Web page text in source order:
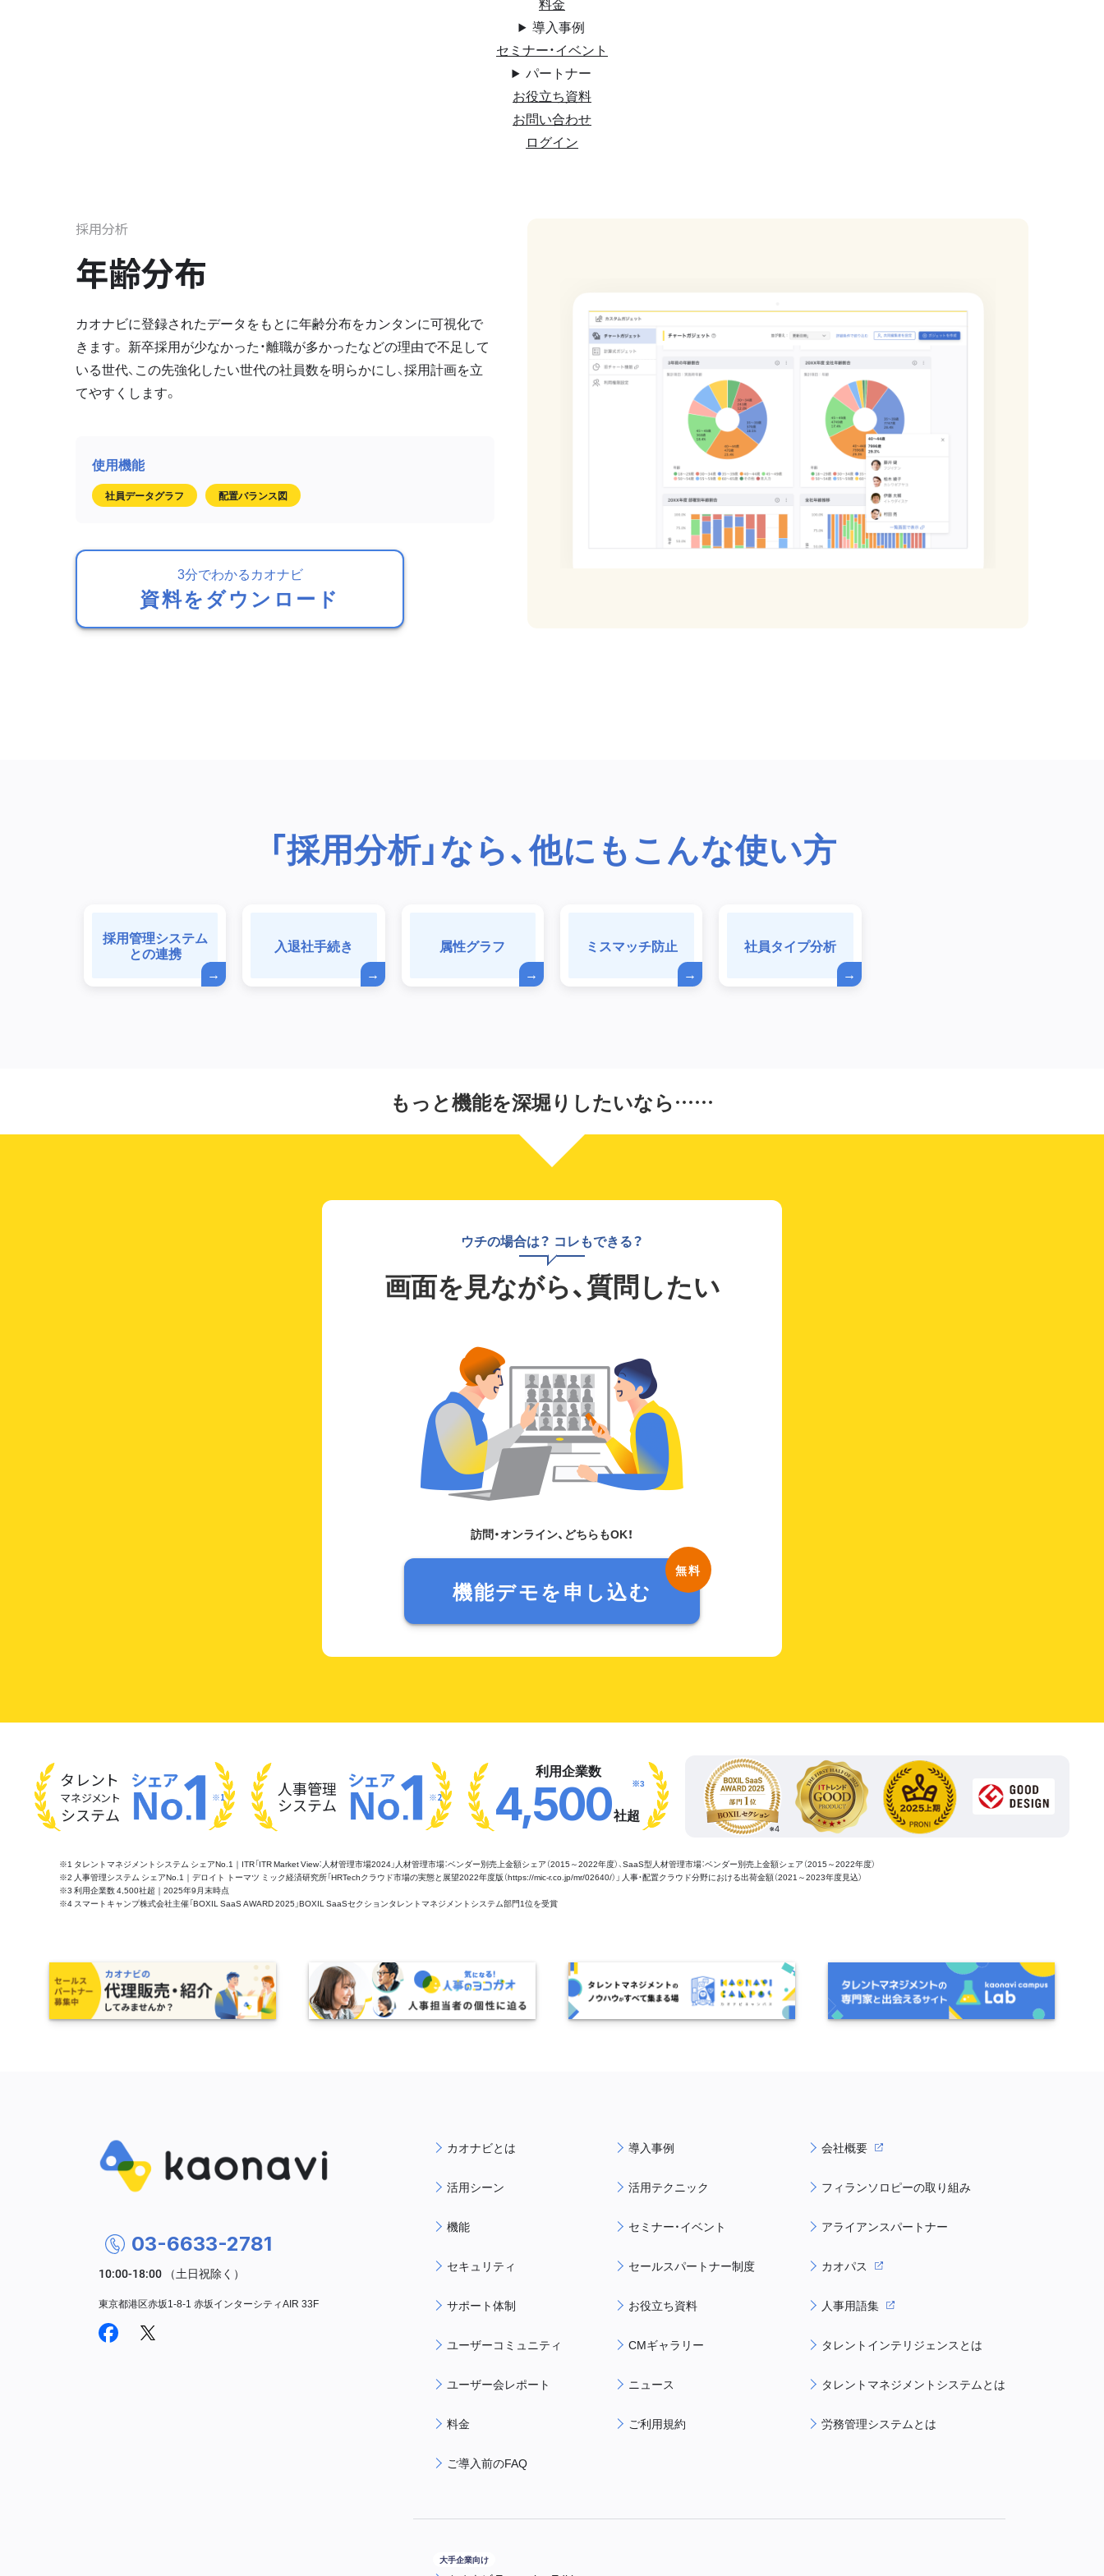
導入事例
セミナー・イベント
パートナー
お役立ち資料
お問い合わせ
ログイン
採用分析
年齢分布
カオナビに登録されたデータをもとに年齢分布をカンタンに可視化で
きます。 新卒採用が少なかった・離職が多かったなどの理由で不足して
いる世代、この先強化したい世代の社員数を明らかにし、採用計画を立
てやすくします。
社員データグラフ 配置バランス図
3分でわかるカオナビ
資料をダウンロード
「採用分析」なら、他にもこんな使い方
採用管理システム
との連携 入退社手続き 属性グラフ ミスマッチ防止 社員タイプ分析
もっと機能を深堀りしたいなら……
ウチの場合は？ コレもできる？
画面を見ながら、質問したい
訪問・オンライン、どちらもOK！
機能デモを申し込む
タレント
マネジメント
システム
※1 人事管理
システム ※2
利用企業数
4,500社超
※3
※1 タレントマネジメントシステム シェアNo.1｜ITR「ITR Market View：人材管理市場2024」人材管理市場：ベンダー別売上金額シェア（2015～2022年度）、SaaS型人材管理市場：ベンダー別売上金額シェア（2015～2022年度）
※2 人事管理システム シェアNo.1｜デロイト トーマツ ミック経済研究所「HRTechクラウド市場の実態と展望2022年度版（https://mic-r.co.jp/mr/02640/）」 人事・配置クラウド分野における出荷金額（2021～2023年度見込）
※3 利用企業数 4,500社超｜2025年9月末時点
※4 スマートキャンプ株式会社主催「BOXIL SaaS AWARD 2025」BOXIL SaaSセクションタレントマネジメントシステム部門1位を受賞
カオナビとは
活用シーン
機能
セキュリティ
サポート体制
ユーザーコミュニティ
ユーザー会レポート
料金
ご導入前のFAQ
導入事例
活用テクニック
セミナー・イベント
セールスパートナー制度
お役立ち資料
CMギャラリー
ニュース
ご利用規約
会社概要
フィランソロピーの取り組み
アライアンスパートナー
カオパス
人事用語集
タレントインテリジェンスとは
タレントマネジメントシステムとは
労務管理システムとは
03-6633-2781
東京都港区赤坂1-8-1 赤坂インターシティAIR 33F